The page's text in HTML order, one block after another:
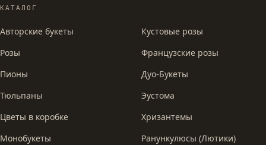
КАТАЛОГ
Авторские букеты
Розы
Пионы
Тюльпаны
Цветы в коробке
Монобукеты
Кустовые розы
Французские розы
Дуо-Букеты
Эустома
Хризантемы
Ранункулюсы (Лютики)